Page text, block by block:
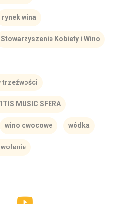
rynek wina
Stowarzyszenie Kobiety i Wino
trzeźwości
MUSIC SFERA
wino owocowe wódka